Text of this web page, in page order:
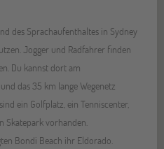
des Sprachaufenthaltes in Sydney
Jogger und Radfahrer finden
Du kannst dort am
das 35 km lange Wegenetz
ein Golfplatz, ein Tenniscenter,
Skatepark vorhanden.
Bondi Beach ihr Eldorado.